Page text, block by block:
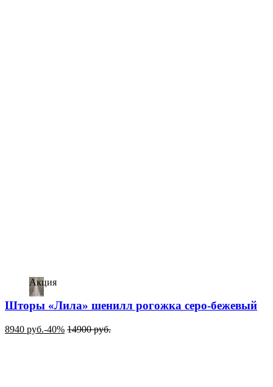
Акция
Шторы «Лила» шенилл рогожка серо-бежевый
8940 руб.-40% 14900руб.